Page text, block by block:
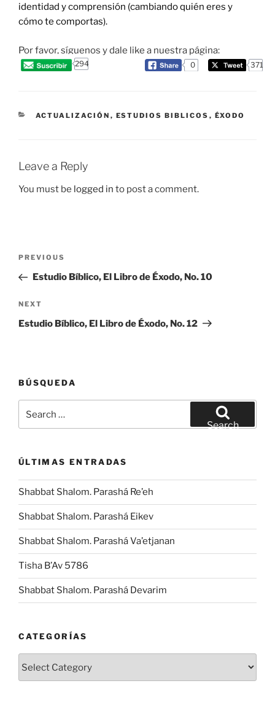
identidad y comprensión (cambiando quién eres y
cómo te comportas).
Por favor, síguenos y dale like a nuestra página:
294 0 371
CATEGORIES
ACTUALIZACIÓN , ESTUDIOS BIBLICOS , ÉXODO
Leave a Reply
You must be logged in to post a comment.
Previous
Post
PREVIOUS
Estudio Bíblico, El Libro de Éxodo, No. 10
Next
Post
NEXT
Estudio Bíblico, El Libro de Éxodo, No. 12
BÚSQUEDA
for:
Search
ÚLTIMAS ENTRADAS
Shabbat Shalom. Parashá Re’eh
Shabbat Shalom. Parashá Eikev
Shabbat Shalom. Parashá Va’etjanan
Tisha B’Av 5786
Shabbat Shalom. Parashá Devarim
CATEGORÍAS